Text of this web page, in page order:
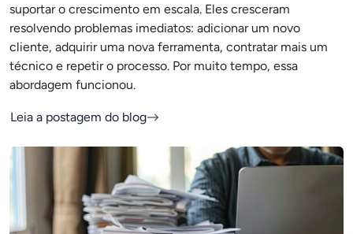
suportar o crescimento em escala. Eles cresceram
resolvendo problemas imediatos: adicionar um novo
cliente, adquirir uma nova ferramenta, contratar mais um
técnico e repetir o processo. Por muito tempo, essa
abordagem funcionou.
Leia a postagem do blog